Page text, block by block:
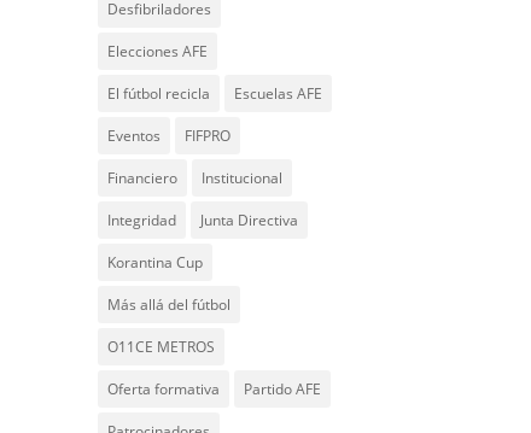
Desfibriladores
Elecciones AFE
El fútbol recicla Escuelas AFE
Eventos FIFPRO
Financiero Institucional
Integridad Junta Directiva
Korantina Cup
Más allá del fútbol
O11CE METROS
Oferta formativa Partido AFE